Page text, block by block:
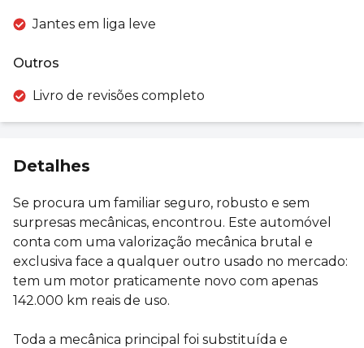
Jantes em liga leve
Outros
Livro de revisões completo
Detalhes
Se procura um familiar seguro, robusto e sem
surpresas mecânicas, encontrou. Este automóvel
conta com uma valorização mecânica brutal e
exclusiva face a qualquer outro usado no mercado:
tem um motor praticamente novo com apenas
142.000 km reais de uso.
Toda a mecânica principal foi substituída e